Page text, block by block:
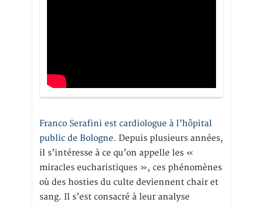
Franco Serafini est cardiologue à l’hôpital
public de Bologne. Depuis plusieurs années,
il s’intéresse à ce qu’on appelle les «
miracles eucharistiques », ces phénomènes
où des hosties du culte deviennent chair et
sang. Il s’est consacré à leur analyse